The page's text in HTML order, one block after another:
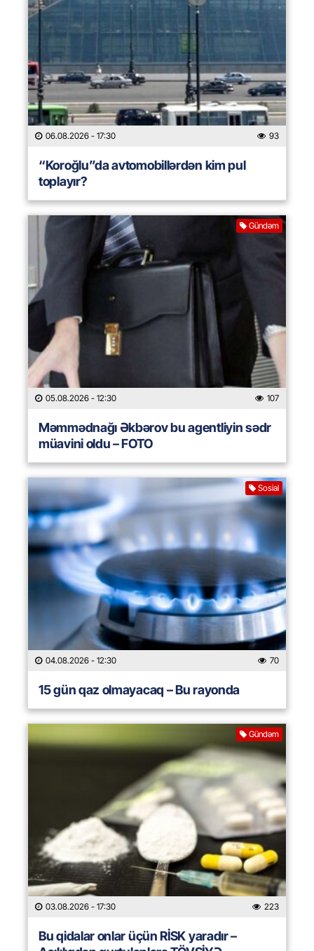
06.08.2026 - 17:30 93
“Koroğlu”da avtomobillərdən kim pul
toplayır?
Gündəm
05.08.2026 - 12:30 107
Məmmədnağı Əkbərov bu agentliyin sədr
müavini oldu – FOTO
Sosial
04.08.2026 - 12:30 70
15 gün qaz olmayacaq – Bu rayonda
Gündəm
03.08.2026 - 17:30 223
Bu qidalar onlar üçün RİSK yaradır –